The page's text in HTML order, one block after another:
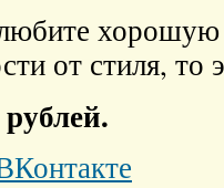
хорошую
от стиля, то